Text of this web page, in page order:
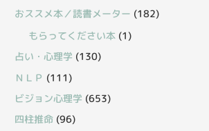
おススメ本／読書メーター (182)
もらってください本 (1)
占い・心理学 (130)
ＮＬＰ (111)
ビジョン心理学 (653)
四柱推命 (96)